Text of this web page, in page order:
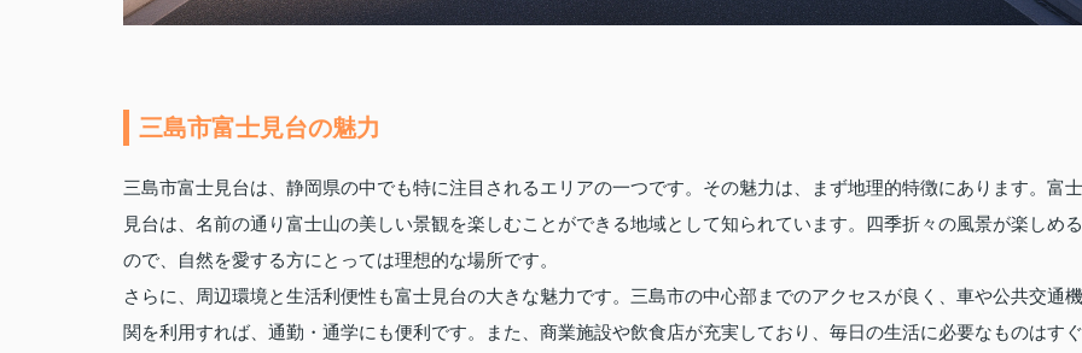
三島市富士見台の魅力
三島市富士見台は、静岡県の中でも特に注目されるエリアの一つです。その魅力は、まず地理的特徴にあります。富士
見台は、名前の通り富士山の美しい景観を楽しむことができる地域として知られています。四季折々の風景が楽しめる
ので、自然を愛する方にとっては理想的な場所です。
さらに、周辺環境と生活利便性も富士見台の大きな魅力です。三島市の中心部までのアクセスが良く、車や公共交通機
関を利用すれば、通勤・通学にも便利です。また、商業施設や飲食店が充実しており、毎日の生活に必要なものはすぐ